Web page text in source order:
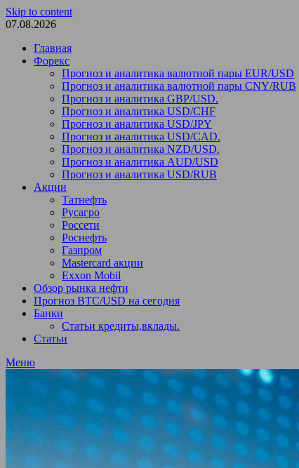
Skip to content
07.08.2026
Главная
Форекс
Прогноз и аналитика валютной пары EUR/USD
Прогноз и аналитика валютной пары CNY/RUB
Прогноз и аналитика GBP/USD.
Прогноз и аналитика USD/CHF
Прогноз и аналитика USD/JPY
Прогноз и аналитика USD/CAD.
Прогноз и аналитика NZD/USD.
Прогноз и аналитика AUD/USD
Прогноз и аналитика USD/RUB
Акции
Татнефть
Русагро
Россети
Роснефть
Газпром
Mastercard акции
Exxon Mobil
Обзор рынка нефти
Прогноз BTC/USD на сегодня
Банки
Статьи кредиты,вклады.
Статьи
Меню